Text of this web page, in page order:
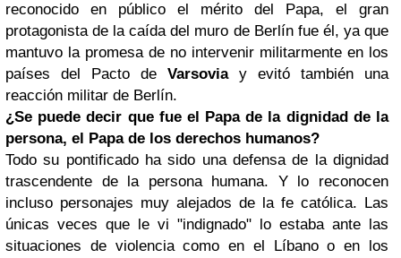
reconocido en público el mérito del Papa, el gran
protagonista de la caída del muro de Berlín fue él, ya que
mantuvo la promesa de no intervenir militarmente en los
países del Pacto de Varsoviay evitó también una
reacción militar de Berlín.
¿Se puede decir que fue el Papa de la dignidad de la
persona, el Papa de los derechos humanos?
Todo su pontificado ha sido una defensa de la dignidad
trascendente de la persona humana. Y lo reconocen
incluso personajes muy alejados de la fe católica. Las
únicas veces que le vi "indignado" lo estaba ante las
situaciones de violencia como en el Líbano o en los